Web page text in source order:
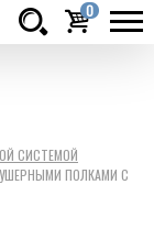
0
руб.
СИСТЕМОЙ
ПОЛКАМИ С